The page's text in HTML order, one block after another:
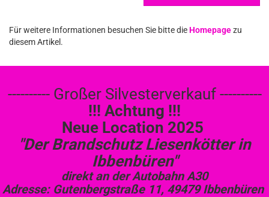
Für weitere Informationen besuchen Sie bitte dieHomepagezu
diesem Artikel.
---------- Großer Silvesterverkauf ----------
!!! Achtung !!!
Neue Location 2025
"Der Brandschutz Liesenkötter in
Ibbenbüren"
direkt an der Autobahn A30
Adresse: Gutenbergstraße 11, 49479 Ibbenbüren